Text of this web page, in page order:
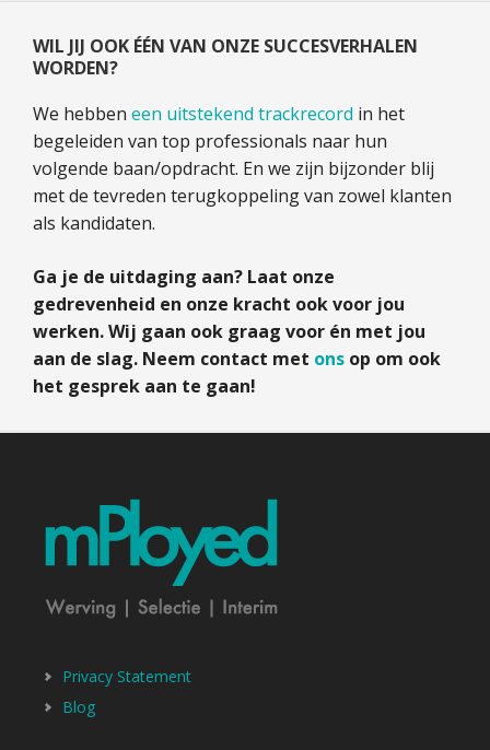
WIL JIJ OOK ÉÉN VAN ONZE SUCCESVERHALEN
WORDEN?
We hebben een uitstekend trackrecord in het
begeleiden van top professionals naar hun
volgende baan/opdracht. En we zijn bijzonder blij
met de tevreden terugkoppeling van zowel klanten
als kandidaten.
Ga je de uitdaging aan? Laat onze
gedrevenheid en onze kracht ook voor jou
werken. Wij gaan ook graag voor én met jou
aan de slag. Neem contact met ons op om ook
het gesprek aan te gaan!
Privacy Statement
Blog